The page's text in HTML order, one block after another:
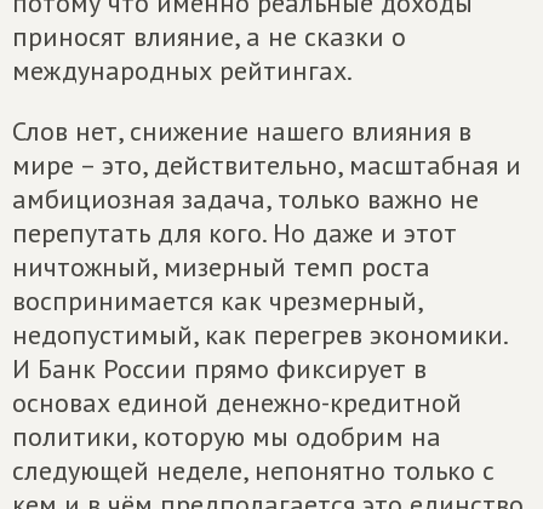
приносят влияние, а не сказки о
международных рейтингах.
Слов нет, снижение нашего влияния в
мире – это, действительно, масштабная и
амбициозная задача, только важно не
перепутать для кого. Но даже и этот
ничтожный, мизерный темп роста
воспринимается как чрезмерный,
недопустимый, как перегрев экономики.
И Банк России прямо фиксирует в
основах единой денежно-кредитной
политики, которую мы одобрим на
следующей неделе, непонятно только с